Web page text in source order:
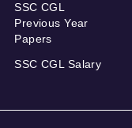
SSC CGL
Previous Year
Papers
SSC CGL Salary